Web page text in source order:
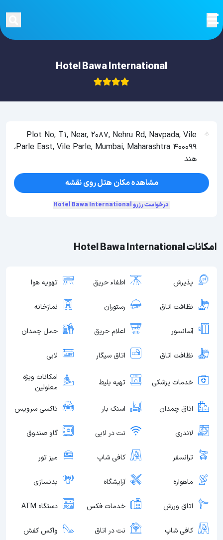
Hotel Bawa International
امکانات Hotel Bawa International
پذیرش اطفاء حریق تهویه هوا
نظافت اتاق رستوران نمازخانه
آسانسور اعلام حریق حمل چمدان
نظافت اتاق اتاق سیگار لابی
خدمات پزشکی تهیه بلیط
امکانات ویژه
معلولین
اتاق چمدان اسنک بار تاکسی سرویس
لاندری نت در لابی گاو صندوق
ترانسفر کافی شاپ میز تور
ماهواره آرایشگاه بدنسازی
اتاق ورزش خدمات فکس دستگاه ATM
کافی شاپ نت در اتاق واکس کفش
Plot No, T1, Near, 2087, Nehru Rd, Navpada, Vile
Parle East, Vile Parle, Mumbai, Maharashtra 400099،
هند
مشاهده مکان هتل روی نقشه
درخواست رزرو Hotel Bawa International